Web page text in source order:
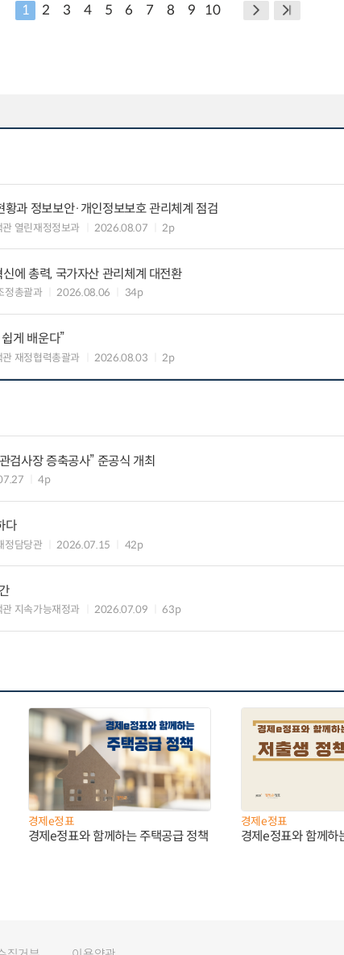
1 2 3 4 5 6 7 8 9 10
과 정보보안·개인정보보호 관리체계 점검
열린재정정보과 2026.08.07 2p
에 총력, 국가자산 관리체계 대전환
정총괄과 2026.08.06 34p
게 배운다”
재정협력총괄과 2026.08.03 2p
검사장 증축공사” 준공식 개최
4p
다
정담당관 2026.07.15 42p
지속가능재정과 2026.07.09 63p
경제e정표
경제e정표와 함께하는 주택공급 정책
경제e정표
경제e정표와 함께하